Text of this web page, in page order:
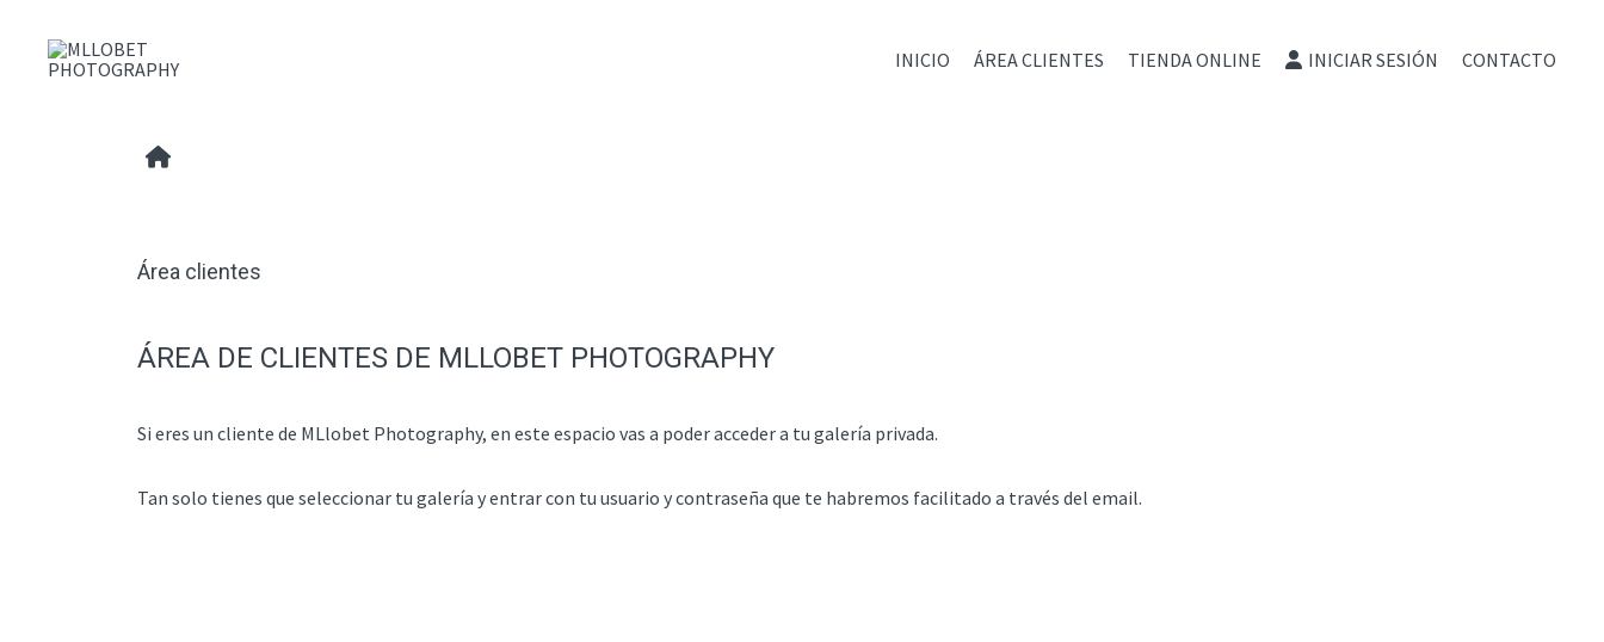
INICIO ÁREA CLIENTES TIENDA ONLINE INICIAR SESIÓN CONTACTO
Área clientes
ÁREA DE CLIENTES DE MLLOBET PHOTOGRAPHY
Si eres un cliente de MLlobet Photography, en este espacio vas a poder acceder a tu galería privada.
Tan solo tienes que seleccionar tu galería y entrar con tu usuario y contraseña que te habremos facilitado a través del email.